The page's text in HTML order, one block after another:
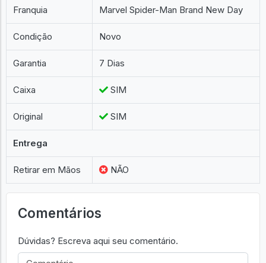
Franquia Marvel Spider-Man Brand New Day
Condição Novo
Garantia 7 Dias
Caixa SIM
Original SIM
Entrega
Retirar em Mãos NÃO
Comentários
Dúvidas? Escreva aqui seu comentário.